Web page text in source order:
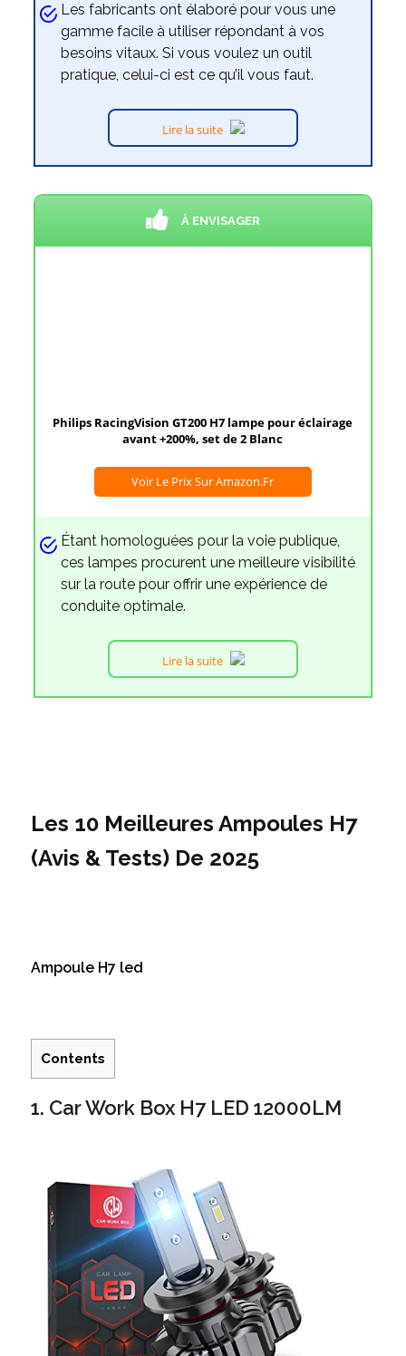
Les fabricants ont élaboré pour vous une
gamme facile à utiliser répondant à vos
besoins vitaux. Si vous voulez un outil
pratique, celui-ci est ce qu’il vous faut.
Lire la suite
À ENVISAGER
Philips RacingVision GT200 H7 lampe pour éclairage
avant +200%, set de 2 Blanc
Voir Le Prix Sur Amazon.fr
Étant homologuées pour la voie publique,
ces lampes procurent une meilleure visibilité
sur la route pour offrir une expérience de
conduite optimale.
Lire la suite
Les 10 Meilleures Ampoules H7
(Avis & Tests) De 2025
Ampoule H7 led
Contents
1. Car Work Box H7 LED 12000LM